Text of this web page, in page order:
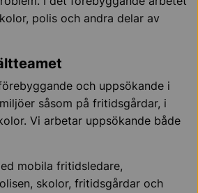
polis och andra delar av
och uppsökande i
såsom på fritidsgårdar, i
Vi arbetar uppsökande både
mobila fritidsledare,
skolor, fritidsgårdar och